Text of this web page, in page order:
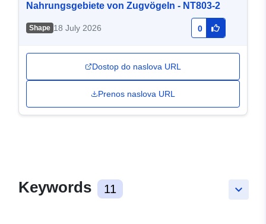
Nahrungsgebiete von Zugvögeln - NT803-2
Shape 18 July 2026 0
Dostop do naslova URL
Prenos naslova URL
keyboard_arrow_down
Keywords 11